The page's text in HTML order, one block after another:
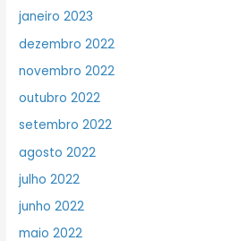
janeiro 2023
dezembro 2022
novembro 2022
outubro 2022
setembro 2022
agosto 2022
julho 2022
junho 2022
maio 2022